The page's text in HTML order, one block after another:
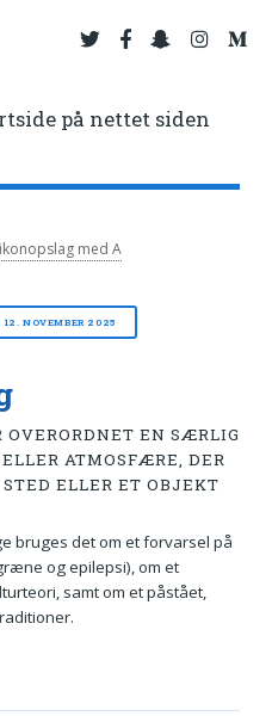
på nettet siden
med A
12. NOVEMBER 2025
OVERORDNET EN SÆRLIG
ATMOSFÆRE, DER
ELLER ET OBJEKT
bruges det om et forvarsel på
og epilepsi), om et
samt om et påstået,